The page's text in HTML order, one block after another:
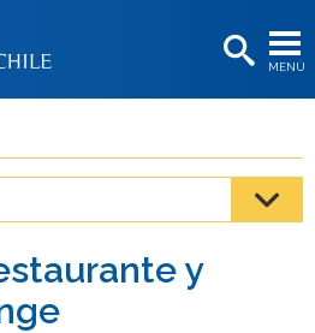
MENÚ
Estudiantes
os
os
y